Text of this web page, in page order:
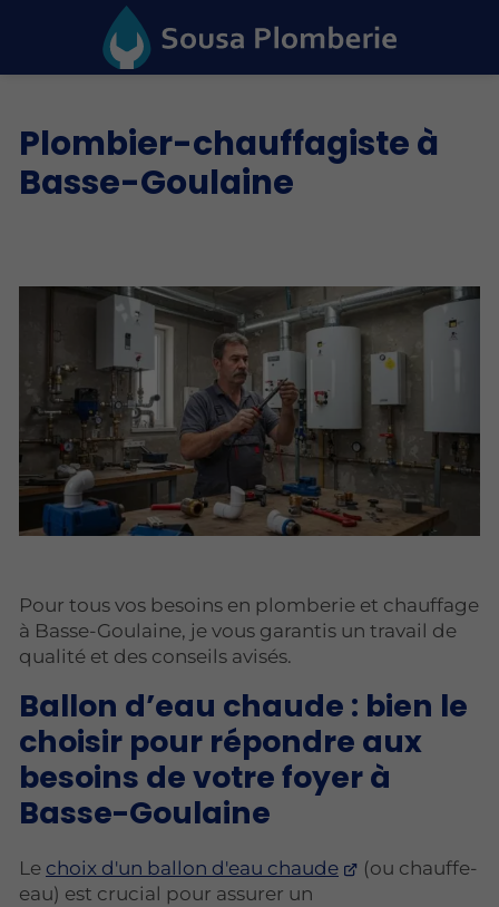
Plombier-chauffagiste à
Basse-Goulaine
Pour tous vos besoins en plomberie et chauffage
à Basse-Goulaine, je vous garantis un travail de
qualité et des conseils avisés.
Ballon d’eau chaude : bien le
choisir pour répondre aux
besoins de votre foyer à
Basse-Goulaine
Le choix d'un ballon d'eau chaude
(ou chauffe-
eau) est crucial pour assurer un